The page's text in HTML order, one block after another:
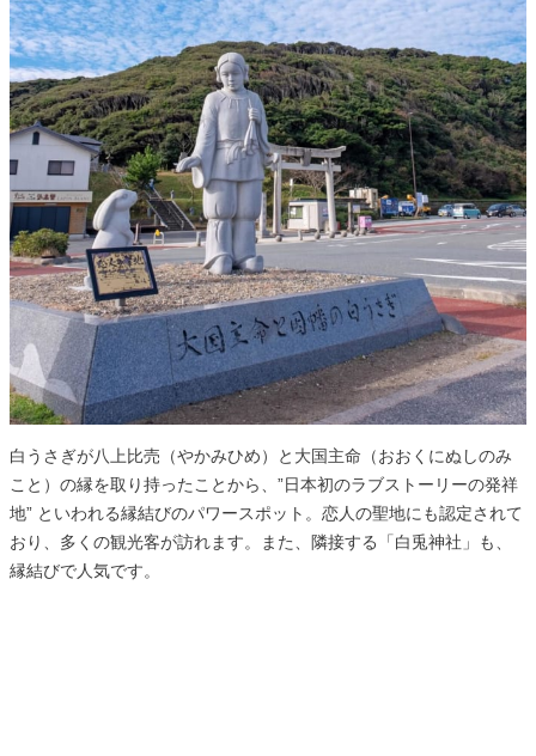
白うさぎが八上比売（やかみひめ）と大国主命（おおくにぬしのみ
こと）の縁を取り持ったことから、”日本初のラブストーリーの発祥
地” といわれる縁結びのパワースポット。恋人の聖地にも認定されて
おり、多くの観光客が訪れます。また、隣接する「白兎神社」も、
縁結びで人気です。